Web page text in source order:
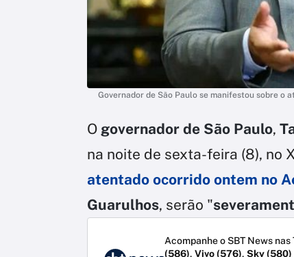
Governador de São Paulo se manifestou sobre o
O governador de São Paulo,
na noite de sexta-feira (8), no
atentado ocorrido ontem no
Guarulhos, serão "
Acompanhe o SBT News
(586), Vivo (576), Sky (580)